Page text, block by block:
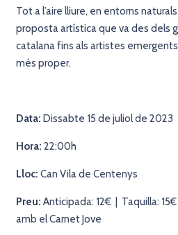
Tot a l’aire lliure, en entorns
proposta artística que va des dels
catalana fins als artistes
més proper.
Data: Dissabte 15 de juliol de 2023
Hora: 22:00h
Lloc: Can Vila de Centenys
Preu: Anticipada: 12€ | Taquilla:
amb el Carnet Jove